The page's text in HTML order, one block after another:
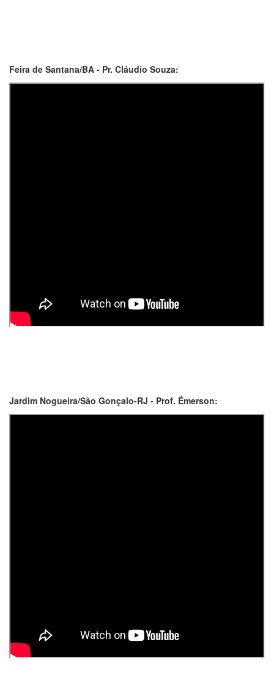
Feira de Santana/BA - Pr. Cláudio Souza:
Jardim Nogueira/São Gonçalo-RJ - Prof. Émerson: